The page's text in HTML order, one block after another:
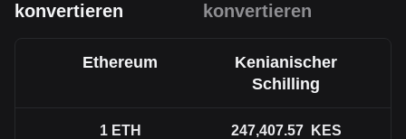
konvertieren
konvertieren
Ethereum
Kenianischer
Schilling
1 ETH 247,407.57 KES